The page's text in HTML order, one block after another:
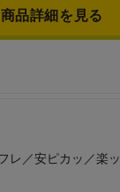
商品詳細を見る